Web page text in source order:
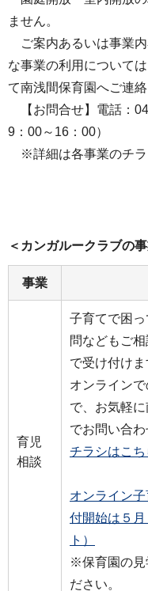
ません。
ご案内あるいは事業
な事業の利用について
て南浅間保育園へご連絡
【お問合せ】電話：
9：00～16：00）
※詳細は各事業のチラ
＜カンガルークラブの
事業
育児
相談
⼦育てで困
問などもご
で受け付けま
オンライン
で、お気軽
でお問い合わ
チラシはこち
オンライン
付開始は５
ト）
※保育園の見
ださい。